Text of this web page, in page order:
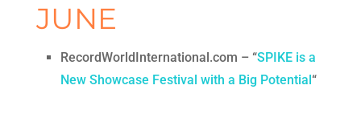
JUNE
RecordWorldInternational.com – “SPIKE is a
New Showcase Festival with a Big Potential“